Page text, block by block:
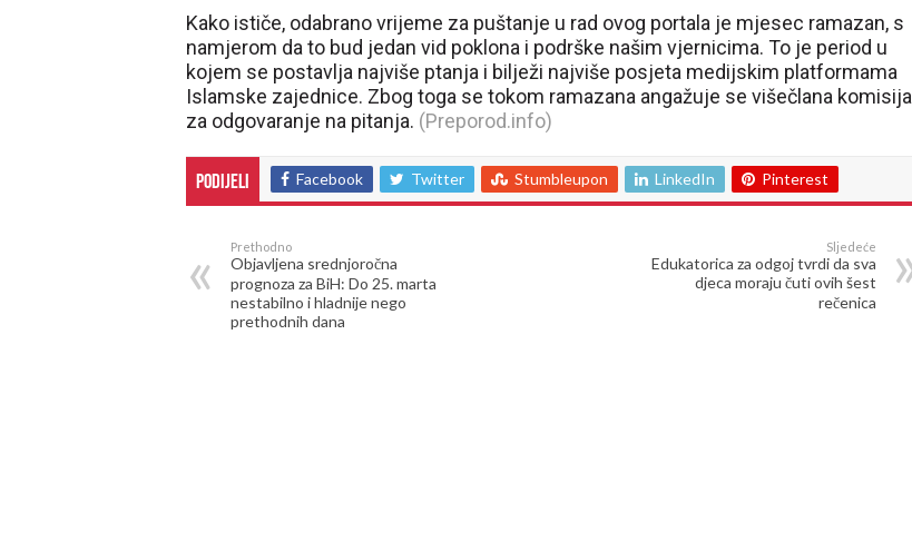
Kako ističe, odabrano vrijeme za puštanje u rad ovog portala je mjesec ramazan, s
namjerom da to bud jedan vid poklona i podrške našim vjernicima. To je period u
kojem se postavlja najviše ptanja i bilježi najviše posjeta medijskim platformama
Islamske zajednice. Zbog toga se tokom ramazana angažuje se višečlana komisija
za odgovaranje na pitanja. (Preporod.info)
Podijeli Facebook Twitter Stumbleupon LinkedIn Pinterest
Prethodno
Objavljena srednjoročna
prognoza za BiH: Do 25. marta
nestabilno i hladnije nego
prethodnih dana
Sljedeće
Edukatorica za odgoj tvrdi da sva
djeca moraju čuti ovih šest
rečenica